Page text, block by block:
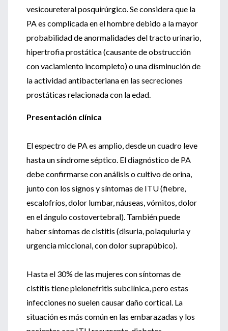
vesicoureteral posquirúrgico. Se considera que la
PA es complicada en el hombre debido a la mayor
probabilidad de anormalidades del tracto urinario,
hipertrofia prostática (causante de obstrucción
con vaciamiento incompleto) o una disminución de
la actividad antibacteriana en las secreciones
prostáticas relacionada con la edad.
Presentación clínica
El espectro de PA es amplio, desde un cuadro leve
hasta un síndrome séptico. El diagnóstico de PA
debe confirmarse con análisis o cultivo de orina,
junto con los signos y síntomas de ITU (fiebre,
escalofríos, dolor lumbar, náuseas, vómitos, dolor
en el ángulo costovertebral). También puede
haber síntomas de cistitis (disuria, polaquiuria y
urgencia miccional, con dolor suprapúbico).
Hasta el 30% de las mujeres con síntomas de
cistitis tiene pielonefritis subclínica, pero estas
infecciones no suelen causar daño cortical. La
situación es más común en las embarazadas y los